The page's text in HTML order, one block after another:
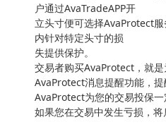
户通过AvaTradeAPP开
立头寸便可选择AvaProtect
内针对特定头寸的损
失提供保护。
交易者购买AvaProtect，就是
AvaProtect消息提醒功能，提
AvaProtect为您的交易投保一
如果您在交易中发生亏损，将